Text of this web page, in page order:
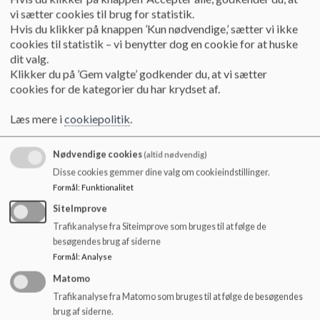
Et godt skoleliv
Det overordnet mål for et godt skoleliv forudsætter gensidig
respekt og et stærkt samarbejde
mellem skole og hjem. Skolebestyrelsen på Sejs Skole har en
ambition om, at man som forælder
Vi ønsker at skabe en skole, hvor forældre oplever sig selv
som en del af et fællesskab, vi alle
værner om og bidrager til.
Skolebestyrelsen har vedtaget et princip om, at der skal være
en høj grad af forældreinddragelse på
Sejs Skole. Det betyder, at der er fokus på et gensidigt,
forpligtende samarbejde mellem skole og hjem
i de enkelte klasser. Det samarbejde er en væsentlig
forudsætning.
Både for det enkelte barns trivsel og læringsudbytte, men
også for klassen som helhed.
I nedenstående folder beskriver vi, hvad man som forældre
kan forvente af Sejs Skole, og hvad vi som
skole har af forventninger til jer. Vi ønsker med denne folder
vi sætter cookies til brug for statistik.
Hvis du klikker på knappen ’Kun nødvendige,’ sætter vi ikke
cookies til statistik – vi benytter dog en cookie for at huske
dit valg.
Klikker du på ’Gem valgte’ godkender du, at vi sætter
cookies for de kategorier du har krydset af.
Læs mere icookiepolitik.
Nødvendige cookies(altid nødvendig)
Disse cookies gemmer dine valg om cookieindstillinger.
Formål: Funktionalitet
SiteImprove
Trafikanalyse fra Siteimprove som bruges til at følge de
besøgendes brug af siderne
Formål : Analyse
Matomo
Trafikanalyse fra Matomo som bruges til at følge de besøgendes
brug af siderne.